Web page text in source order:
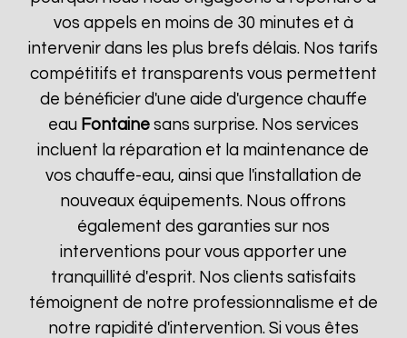
vos appels en moins de 30 minutes et à
intervenir dans les plus brefs délais. Nos tarifs
compétitifs et transparents vous permettent
de bénéficier d'une aide d'urgence chauffe
eau Fontainesans surprise. Nos services
incluent la réparation et la maintenance de
vos chauffe-eau, ainsi que l'installation de
nouveaux équipements. Nous offrons
également des garanties sur nos
interventions pour vous apporter une
tranquillité d'esprit. Nos clients satisfaits
témoignent de notre professionnalisme et de
notre rapidité d'intervention. Si vous êtes